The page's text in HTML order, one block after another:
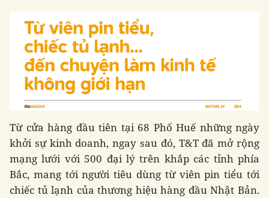
Từ cửa hàng đầu tiên tại 68 Phố Huế những ngày
khởi sự kinh doanh, ngay sau đó, T&T đã mở rộng
mạng lưới với 500 đại lý trên khắp các tỉnh phía
Bắc, mang tới người tiêu dùng từ viên pin tiểu tới
chiếc tủ lạnh của thương hiệu hàng đầu Nhật Bản.